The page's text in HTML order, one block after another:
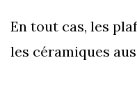
En tout cas, les
les céramiques